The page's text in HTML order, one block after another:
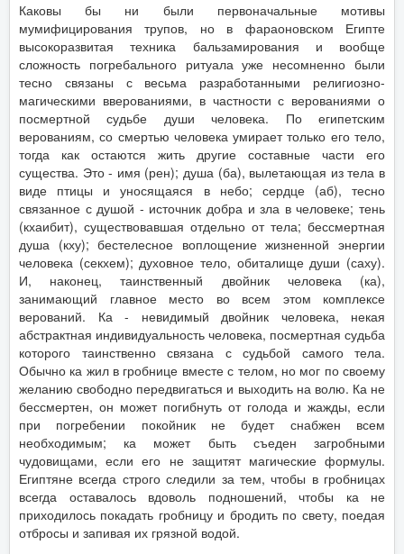
Каковы бы ни были первоначальные мотивы
мумифицирования трупов, но в фараоновском Египте
высокоразвитая техника бальзамирования и вообще
сложность погребального ритуала уже несомненно были
тесно связаны с весьма разработанными религиозно-
магическими вверованиями, в частности с верованиями о
посмертной судьбе души человека. По египетским
верованиям, со смертью человека умирает только его тело,
тогда как остаются жить другие составные части его
существа. Это - имя (рен); душа (ба), вылетающая из тела в
виде птицы и уносящаяся в небо; сердце (аб), тесно
связанное с душой - источник добра и зла в человеке; тень
(кхаибит), существовавшая отдельно от тела; бессмертная
душа (кху); бестелесное воплощение жизненной энергии
человека (секхем); духовное тело, обиталище души (саху).
И, наконец, таинственный двойник человека (ка),
занимающий главное место во всем этом комплексе
верований. Ка - невидимый двойник человека, некая
абстрактная индивидуальность человека, посмертная судьба
которого таинственно связана с судьбой самого тела.
Обычно ка жил в гробнице вместе с телом, но мог по своему
желанию свободно передвигаться и выходить на волю. Ка не
бессмертен, он может погибнуть от голода и жажды, если
при погребении покойник не будет снабжен всем
необходимым; ка может быть съеден загробными
чудовищами, если его не защитят магические формулы.
Египтяне всегда строго следили за тем, чтобы в гробницах
всегда оставалось вдоволь подношений, чтобы ка не
приходилось покадать гробницу и бродить по свету, поедая
отбросы и запивая их грязной водой.